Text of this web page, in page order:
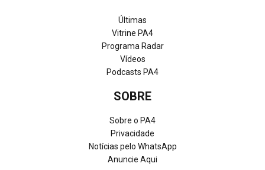
Últimas
Vitrine PA4
Programa Radar
Vídeos
Podcasts PA4
SOBRE
Sobre o PA4
Privacidade
Notícias pelo WhatsApp
Anuncie Aqui